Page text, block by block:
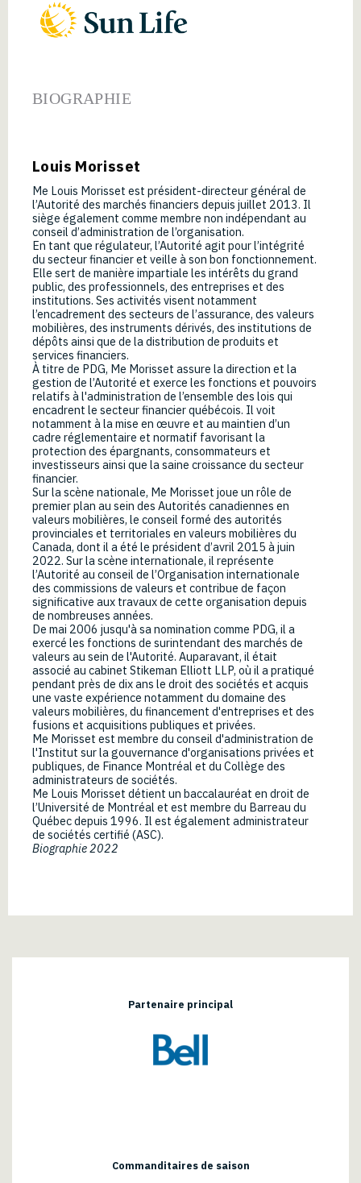
BIOGRAPHIE
Louis Morisset
Me Louis Morisset est président-directeur général de
l’Autorité des marchés financiers depuis juillet 2013. Il
siège également comme membre non indépendant au
conseil d’administration de l’organisation.
En tant que régulateur, l’Autorité agit pour l’intégrité
du secteur financier et veille à son bon fonctionnement.
Elle sert de manière impartiale les intérêts du grand
public, des professionnels, des entreprises et des
institutions. Ses activités visent notamment
l’encadrement des secteurs de l’assurance, des valeurs
mobilières, des instruments dérivés, des institutions de
dépôts ainsi que de la distribution de produits et
services financiers.
À titre de PDG, Me Morisset assure la direction et la
gestion de l’Autorité et exerce les fonctions et pouvoirs
relatifs à l'administration de l’ensemble des lois qui
encadrent le secteur financier québécois. Il voit
notamment à la mise en œuvre et au maintien d’un
cadre réglementaire et normatif favorisant la
protection des épargnants, consommateurs et
investisseurs ainsi que la saine croissance du secteur
financier.
Sur la scène nationale, Me Morisset joue un rôle de
premier plan au sein des Autorités canadiennes en
valeurs mobilières, le conseil formé des autorités
provinciales et territoriales en valeurs mobilières du
Canada, dont il a été le président d’avril 2015 à juin
2022. Sur la scène internationale, il représente
l’Autorité au conseil de l’Organisation internationale
des commissions de valeurs et contribue de façon
significative aux travaux de cette organisation depuis
de nombreuses années.
De mai 2006 jusqu'à sa nomination comme PDG, il a
exercé les fonctions de surintendant des marchés de
valeurs au sein de l'Autorité. Auparavant, il était
associé au cabinet Stikeman Elliott LLP, où il a pratiqué
pendant près de dix ans le droit des sociétés et acquis
une vaste expérience notamment du domaine des
valeurs mobilières, du financement d'entreprises et des
fusions et acquisitions publiques et privées.
Me Morisset est membre du conseil d'administration de
l'Institut sur la gouvernance d'organisations privées et
publiques, de Finance Montréal et du Collège des
administrateurs de sociétés.
Me Louis Morisset détient un baccalauréat en droit de
l’Université de Montréal et est membre du Barreau du
Québec depuis 1996. Il est également administrateur
de sociétés certifié (ASC).
Biographie 2022
Partenaire principal
Commanditaires de saison